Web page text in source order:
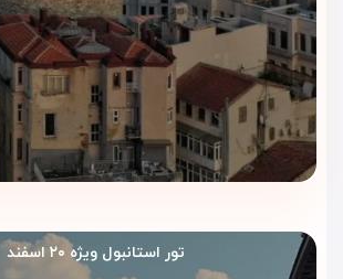
غذاهای گرم و سرد، میوه، نوشیدنی و
وعده شروعی پرانرژی برای یک روز شلوغ در
کافی‌شاپ و لانژ هتل
کافی‌شاپ هتل فضایی آرام برای استراحت،
نوشیدنی‌های گرم و سرد ایجاد می‌کند. طراحی
رستوران و کافی‌شاپ هتل بارسلو
تور استانبول ویژه ۲۰ اسفند